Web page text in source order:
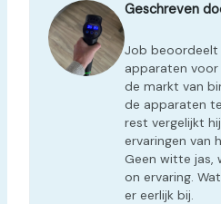
Geschreven
Job beoordeelt
apparaten voor
de markt van
de apparaten
rest vergelijkt
ervaringen van
Geen witte jas,
on ervaring.
er eerlijk bij.